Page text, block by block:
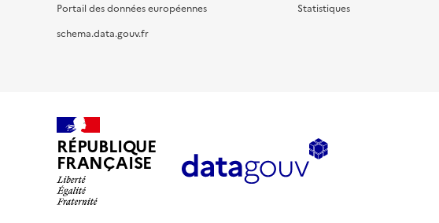
Portail des données européennes
schema.data.gouv.fr
Statistiques
RÉPUBLIQUE
FRANÇAISE